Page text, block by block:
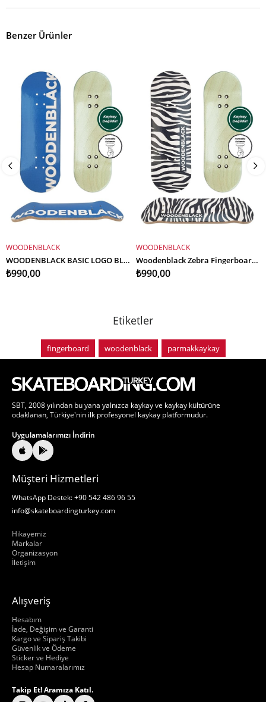
Benzer Ürünler
SEPETE EKLE
WOODENBLACK
WOODENBLACK BASIC LOGO BLUE FINGERBOARD DECK
₺990,00
SEPETE EKLE
WOODENBLACK
Woodenblack Zebra Fingerboard Deck
₺990,00
Etiketler
fingerboard woodenblack parmakkaykay
SBT, 2008 yılından bu yana yalnızca kaykay ve kaykay kültürüne
odaklanan, Türkiye'nin ilk profesyonel kaykay platformudur.
Uygulamalarımızı İndirin
Müşteri Hizmetleri
WhatsApp Destek: +90 542 486 96 55
info@skateboardingturkey.com
Hikayemiz
Markalar
Organizasyon
İletişim
Alışveriş
Hakkımızda
Hesabım
İade, Değişim ve Garanti
Kargo ve Sipariş Takibi
Güvenlik ve Ödeme
Sticker ve Hediye
Hesap Numaralarımız
Takip Et! Aramıza Katıl.